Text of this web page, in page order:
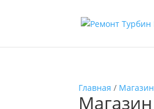
Главная / Магазин
Магазин